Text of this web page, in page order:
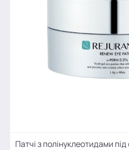
Патчі з полінуклеотидами